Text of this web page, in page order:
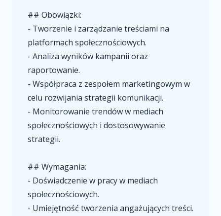
## Obowiązki:
- Tworzenie i zarządzanie treściami na
platformach społecznościowych.
- Analiza wyników kampanii oraz
raportowanie.
- Współpraca z zespołem marketingowym w
celu rozwijania strategii komunikacji.
- Monitorowanie trendów w mediach
społecznościowych i dostosowywanie
strategii.
## Wymagania:
- Doświadczenie w pracy w mediach
społecznościowych.
- Umiejętność tworzenia angażujących treści.